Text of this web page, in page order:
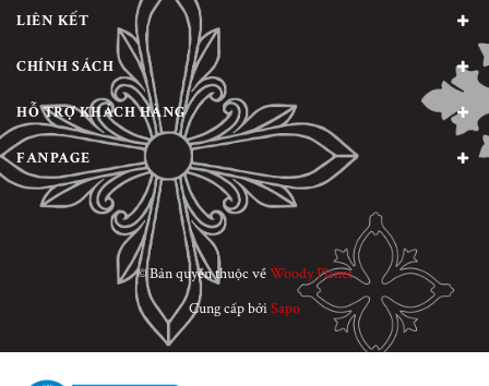
LIÊN KẾT
CHÍNH SÁCH
HỖ TRỢ KHÁCH HÀNG
FANPAGE
© Bản quyền thuộc vềWoody Planet
Cung cấp bởiSapo